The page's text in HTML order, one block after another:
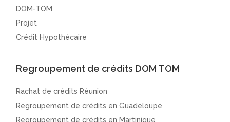
DOM-TOM
Projet
Crédit Hypothécaire
Regroupement de crédits DOM TOM
Rachat de crédits Réunion
Regroupement de crédits en Guadeloupe
Regroupement de crédits en Martinique